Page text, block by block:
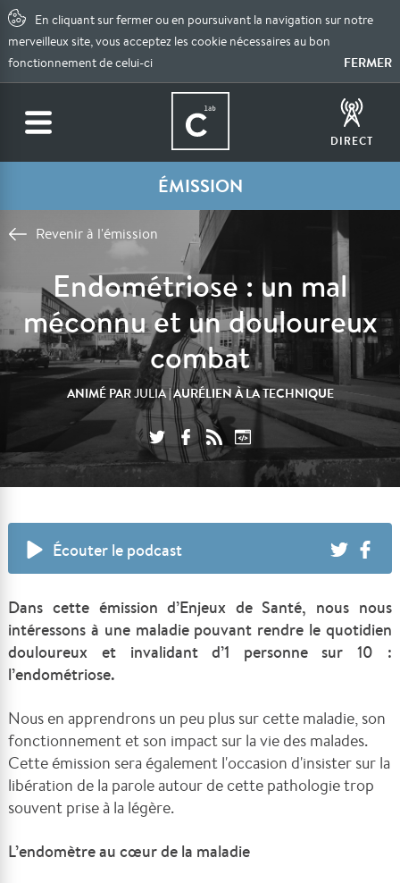
En cliquant sur fermer ou en poursuivant la navigation sur notre
merveilleux site, vous acceptez les cookie nécessaires au bon
fonctionnement de celui-ci
FERMER
DIRECT
ÉMISSION
Revenir à l'émission
Endométriose : un mal
méconnu et un douloureux
combat
ANIMÉ PARJULIA| AURÉLIEN À LA TECHNIQUE
Écouter le podcast
Dans cette émission d’Enjeux de Santé, nous nous
intéressons à une maladie pouvant rendre le quotidien
douloureux et invalidant d’1 personne sur 10 :
l’endométriose.
Nous en apprendrons un peu plus sur cette maladie, son
fonctionnement et son impact sur la vie des malades.
Cette émission sera également l'occasion d'insister sur la
libération de la parole autour de cette pathologie trop
souvent prise à la légère.
L’endomètre au cœur de la maladie